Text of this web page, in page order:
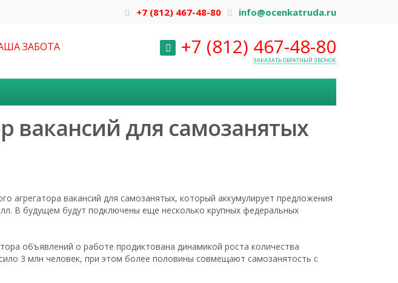
info@ocenkatruda.ru
+7 (812) 467-48-80
ЗАБОТА +7 (812) 467-48-80
ЗАКАЗАТЬ ОБРАТНЫЙ ЗВОНОК
вакансий для самозанятых
вакансий для самозанятых, который аккумулирует предложения
В будущем будут подключены еще несколько крупных федеральных
объявлений о работе продиктована динамикой роста количества
3 млн человек, при этом более половины совмещают самозанятость с